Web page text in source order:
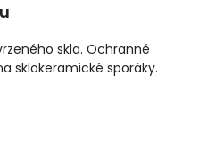
skla. Ochranné
sklokeramické sporáky.